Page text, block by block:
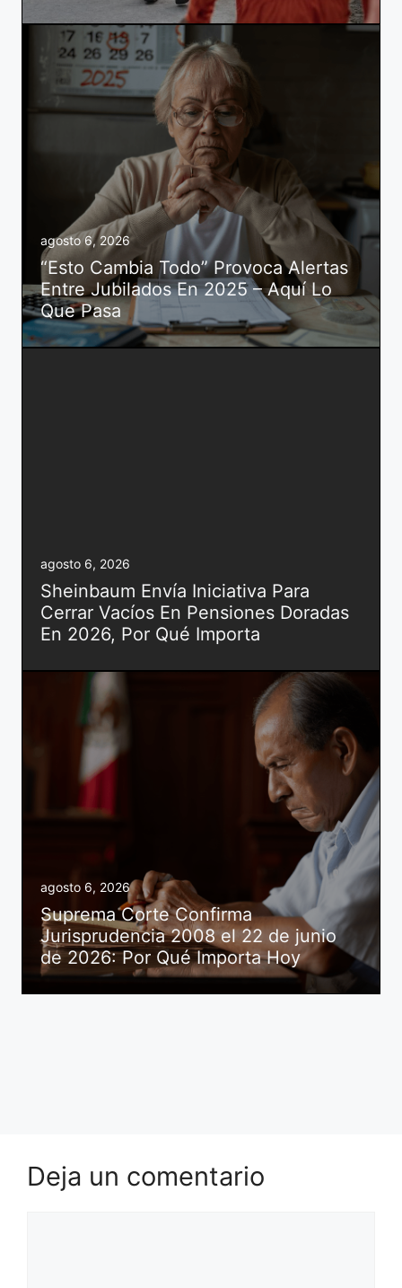
agosto 6, 2026
“Esto Cambia Todo” Provoca Alertas
Entre Jubilados En 2025 – Aquí Lo
Que Pasa
agosto 6, 2026
Sheinbaum Envía Iniciativa Para
Cerrar Vacíos En Pensiones Doradas
En 2026, Por Qué Importa
agosto 6, 2026
Suprema Corte Confirma
Jurisprudencia 2008 el 22 de junio
de 2026: Por Qué Importa Hoy
Deja un comentario